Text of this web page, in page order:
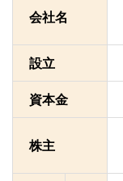
会社名
設立
資本金
株主